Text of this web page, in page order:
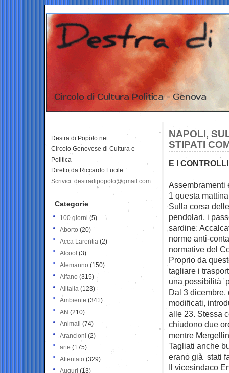
NAPOLI,
STIPATI
E I
Assembramenti
1 questa
Sulla corsa
pendolari, i
sardine.
norme anti-
normative del
Proprio da
tagliare i
una possibilità
Dal 3
modificati,
alle 23. Stessa
chiudono due
mentre
Tagliati anche
erano già stati
Il vicesindaco
Destra di Popolo.net
Circolo Genovese di Cultura e
Politica
Diretto da Riccardo Fucile
Scrivici: destradipopolo@gmail.com
Categorie
100 giorni (5)
Aborto (20)
Acca Larentia (2)
Alcool (3)
Alemanno (150)
Alfano (315)
Alitalia (123)
Ambiente (341)
AN (210)
Animali (74)
Arancioni (2)
arte (175)
Attentato (329)
Auguri (13)